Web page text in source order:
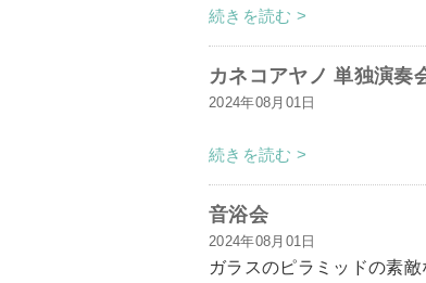
続きを読む >
カネコアヤノ 単独演奏
2024年08月01日
続きを読む >
音浴会
2024年08月01日
ガラスのピラミッドの素